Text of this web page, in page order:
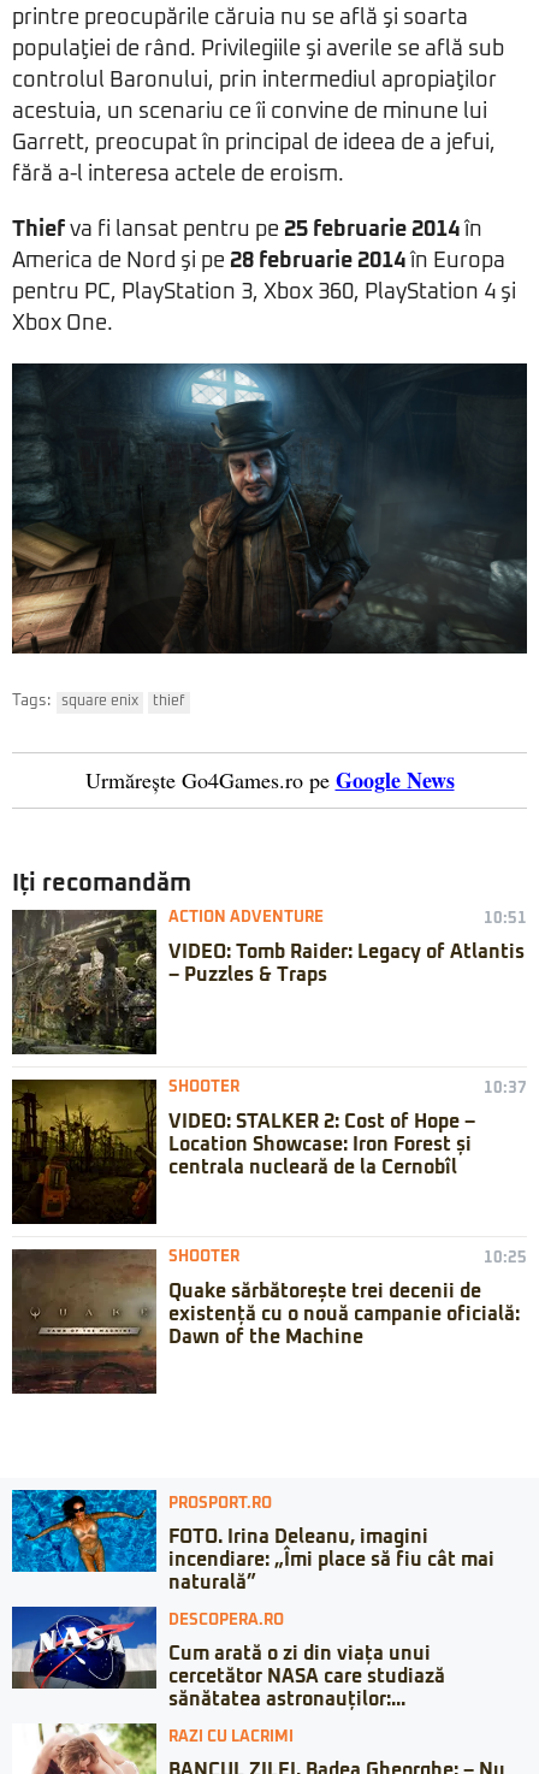
printre preocupările căruia nu se află şi soarta
populaţiei de rând. Privilegiile şi averile se află sub
controlul Baronului, prin intermediul apropiaţilor
acestuia, un scenariu ce îi convine de minune lui
Garrett, preocupat în principal de ideea de a jefui,
fără a-l interesa actele de eroism.
Thief va fi lansat pentru pe 25 februarie 2014 în
America de Nord şi pe 28 februarie 2014 în Europa
pentru PC, PlayStation 3, Xbox 360, PlayStation 4 şi
Xbox One.
Tags: square enix thief
Urmărește Go4Games.ro pe Google News
Iți recomandăm
ACTION ADVENTURE 10:51
VIDEO: Tomb Raider: Legacy of Atlantis
– Puzzles & Traps
SHOOTER 10:37
VIDEO: STALKER 2: Cost of Hope –
Location Showcase: Iron Forest și
centrala nucleară de la Cernobîl
SHOOTER 10:25
Quake sărbătorește trei decenii de
existență cu o nouă campanie oficială:
Dawn of the Machine
PROSPORT.RO
FOTO. Irina Deleanu, imagini
incendiare: „Îmi place să fiu cât mai
naturală”
DESCOPERA.RO
Cum arată o zi din viața unui
cercetător NASA care studiază
sănătatea astronauților:...
RAZI CU LACRIMI